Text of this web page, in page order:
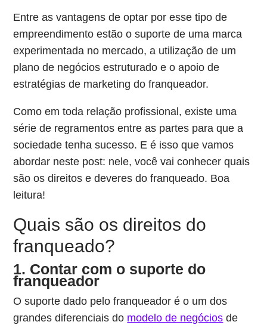
Entre as vantagens de optar por esse tipo de
empreendimento estão o suporte de uma marca
experimentada no mercado, a utilização de um
plano de negócios estruturado e o apoio de
estratégias de marketing do franqueador.
Como em toda relação profissional, existe uma
série de regramentos entre as partes para que a
sociedade tenha sucesso. E é isso que vamos
abordar neste post: nele, você vai conhecer quais
são os direitos e deveres do franqueado. Boa
leitura!
Quais são os direitos do
franqueado?
1. Contar com o suporte do
franqueador
O suporte dado pelo franqueador é o um dos
grandes diferenciais do modelo de negócios de